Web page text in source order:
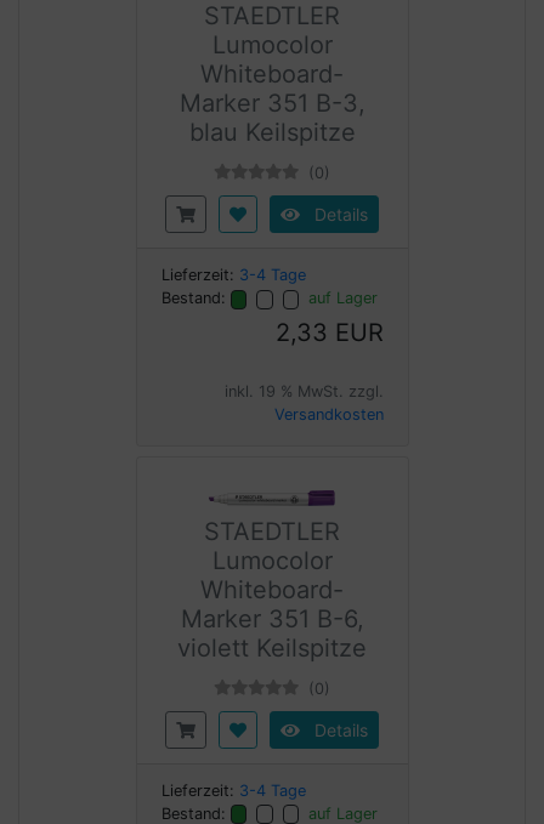
STAEDTLER
Lumocolor
Whiteboard-
Marker 351 B-3,
blau Keilspitze
(0)
Details
Lieferzeit: 3-4 Tage
Bestand:
auf Lager
2,33 EUR
inkl. 19 % MwSt. zzgl.
Versandkosten
STAEDTLER
Lumocolor
Whiteboard-
Marker 351 B-6,
violett Keilspitze
(0)
Details
Lieferzeit: 3-4 Tage
Bestand:
auf Lager